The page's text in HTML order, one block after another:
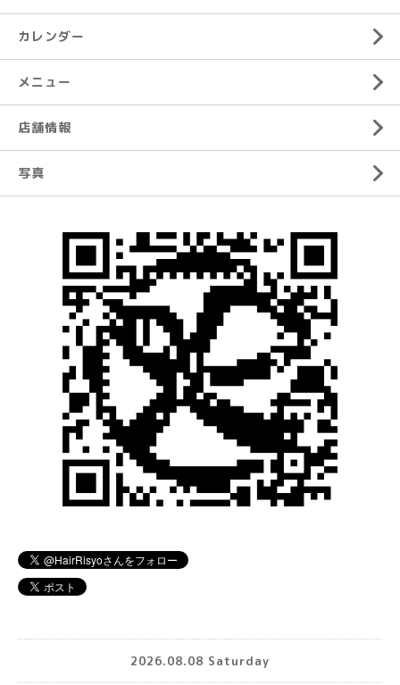
カレンダー
メニュー
店舗情報
写真
2026.08.08 Saturday